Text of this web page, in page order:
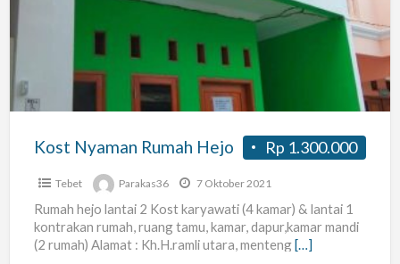
Rumah
Hejo
Rp 1.300.000
Kost Nyaman Rumah Hejo
Tebet Parakas36 7 Oktober 2021
Rumah hejo lantai 2 Kost karyawati (4 kamar) & lantai 1
kontrakan rumah, ruang tamu, kamar, dapur,kamar mandi
(2 rumah) Alamat : Kh.H.ramli utara, menteng[…]